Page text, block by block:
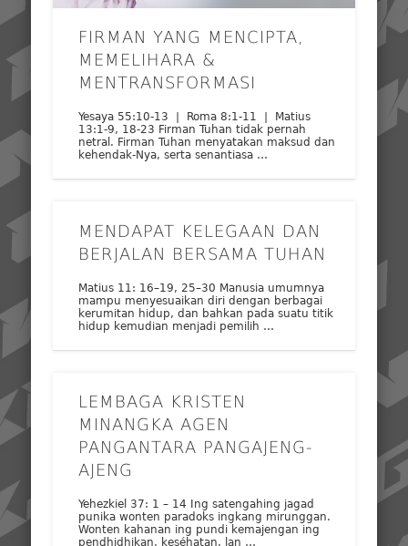
FIRMAN YANG MENCIPTA,
MEMELIHARA &
MENTRANSFORMASI
Yesaya 55:10-13 | Roma 8:1-11 | Matius
13:1-9, 18-23 Firman Tuhan tidak pernah
netral. Firman Tuhan menyatakan maksud dan
kehendak-Nya, serta senantiasa …
MENDAPAT KELEGAAN DAN
BERJALAN BERSAMA TUHAN
Matius 11: 16–19, 25–30 Manusia umumnya
mampu menyesuaikan diri dengan berbagai
kerumitan hidup, dan bahkan pada suatu titik
hidup kemudian menjadi pemilih …
LEMBAGA KRISTEN
MINANGKA AGEN
PANGANTARA PANGAJENG-
AJENG
Yehezkiel 37: 1 – 14 Ing satengahing jagad
punika wonten paradoks ingkang mirunggan.
Wonten kahanan ing pundi kemajengan ing
pendhidhikan, keséhatan, lan …